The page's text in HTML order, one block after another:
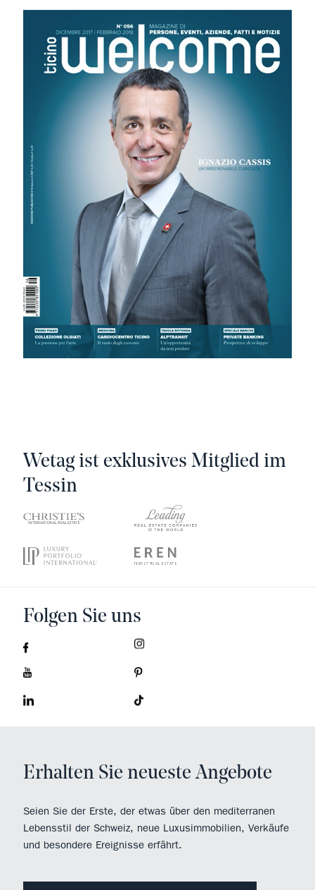
Wetag ist exklusives Mitglied im
Tessin
Folgen Sie uns
Erhalten Sie neueste Angebote
Seien Sie der Erste, der etwas über den mediterranen
Lebensstil der Schweiz, neue Luxusimmobilien, Verkäufe
und besondere Ereignisse erfährt.